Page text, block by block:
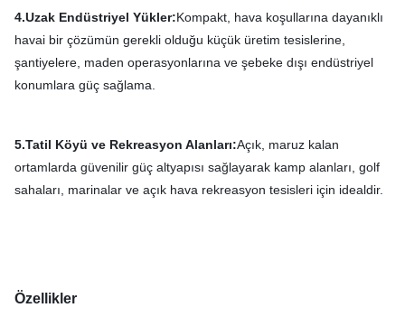
4.Uzak Endüstriyel Yükler:Kompakt, hava koşullarına dayanıklı
havai bir çözümün gerekli olduğu küçük üretim tesislerine,
şantiyelere, maden operasyonlarına ve şebeke dışı endüstriyel
konumlara güç sağlama.
5.Tatil Köyü ve Rekreasyon Alanları:Açık, maruz kalan
ortamlarda güvenilir güç altyapısı sağlayarak kamp alanları, golf
sahaları, marinalar ve açık hava rekreasyon tesisleri için idealdir.
Özellikler